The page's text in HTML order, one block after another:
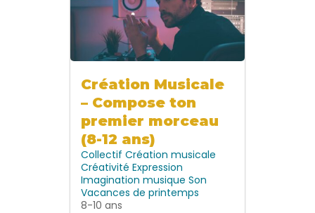
Création Musicale
– Compose ton
premier morceau
(8-12 ans)
Collectif Création musicale
Créativité Expression
Imagination musique Son
Vacances de printemps
8-10 ans